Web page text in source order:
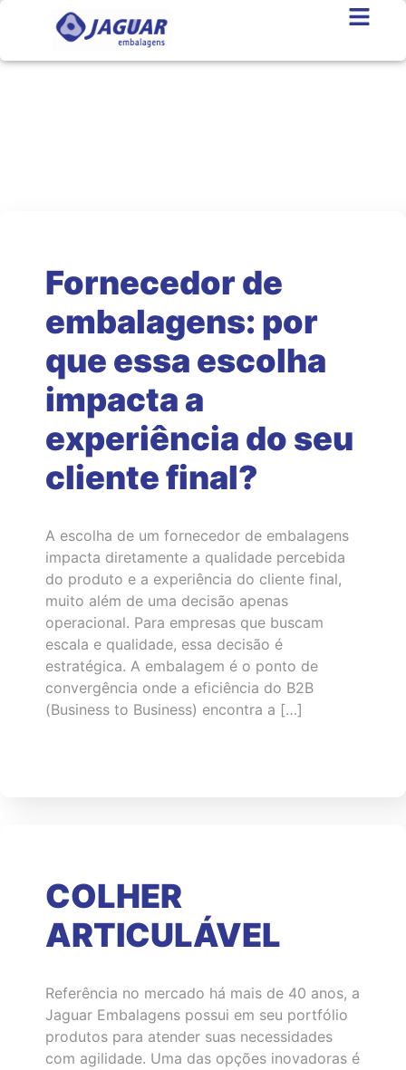
Fornecedor de
embalagens: por
que essa escolha
impacta a
experiência do seu
cliente final?
A escolha de um fornecedor de embalagens
impacta diretamente a qualidade percebida
do produto e a experiência do cliente final,
muito além de uma decisão apenas
operacional. Para empresas que buscam
escala e qualidade, essa decisão é
estratégica. A embalagem é o ponto de
convergência onde a eficiência do B2B
(Business to Business) encontra a […]
COLHER
ARTICULÁVEL
Referência no mercado há mais de 40 anos, a
Jaguar Embalagens possui em seu portfólio
produtos para atender suas necessidades
com agilidade. Uma das opções inovadoras é